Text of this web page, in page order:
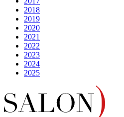
2018
2019
2020
2021
2022
2023
2024
2025